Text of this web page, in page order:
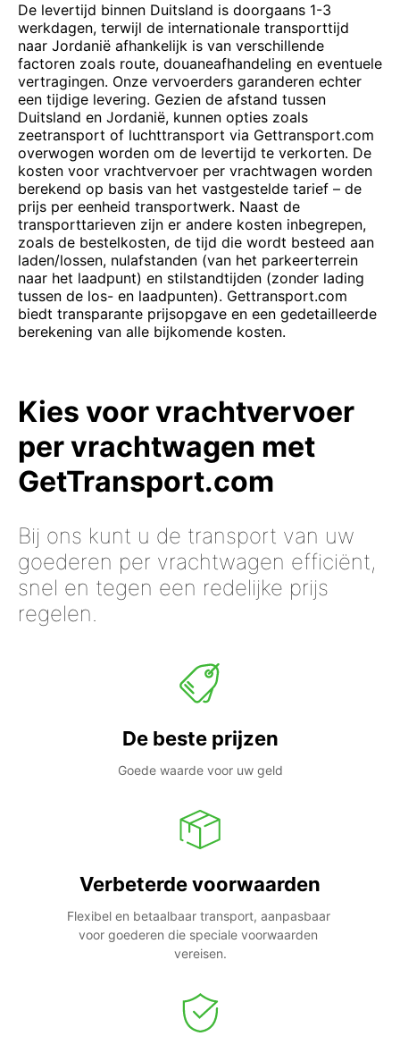
De levertijd binnen Duitsland is doorgaans 1-3
werkdagen, terwijl de internationale transporttijd
naar Jordanië afhankelijk is van verschillende
factoren zoals route, douaneafhandeling en eventuele
vertragingen. Onze vervoerders garanderen echter
een tijdige levering. Gezien de afstand tussen
Duitsland en Jordanië, kunnen opties zoals
zeetransport of luchttransport via Gettransport.com
overwogen worden om de levertijd te verkorten. De
kosten voor vrachtvervoer per vrachtwagen worden
berekend op basis van het vastgestelde tarief – de
prijs per eenheid transportwerk. Naast de
transporttarieven zijn er andere kosten inbegrepen,
zoals de bestelkosten, de tijd die wordt besteed aan
laden/lossen, nulafstanden (van het parkeerterrein
naar het laadpunt) en stilstandtijden (zonder lading
tussen de los- en laadpunten). Gettransport.com
biedt transparante prijsopgave en een gedetailleerde
berekening van alle bijkomende kosten.
Kies voor vrachtvervoer
per vrachtwagen met
GetTransport.com
Bij ons kunt u de transport van uw
goederen per vrachtwagen efficiënt,
snel en tegen een redelijke prijs
regelen.
De beste prijzen
Goede waarde voor uw geld
Verbeterde voorwaarden
Flexibel en betaalbaar transport, aanpasbaar
voor goederen die speciale voorwaarden
vereisen.